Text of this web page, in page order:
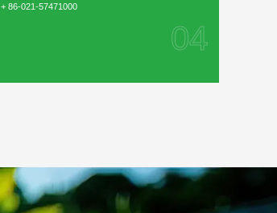
+ 86-021-57471000
04